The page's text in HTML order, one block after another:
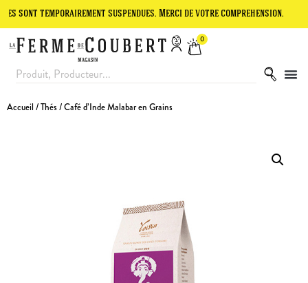
suspendues. Merci de votre compréhension. Le site
0
Accueil /Thés/ Café d’Inde Malabar en Grains